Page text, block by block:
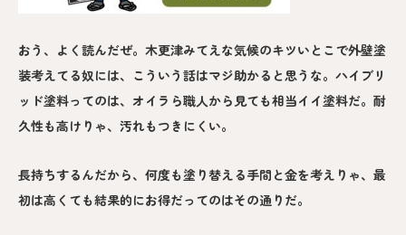
おう、よく読んだぜ。木更津みてえな気候のキツいとこで外壁塗
装考えてる奴には、こういう話はマジ助かると思うな。ハイブリ
ッド塗料ってのは、オイラら職人から見ても相当イイ塗料だ。耐
久性も高けりゃ、汚れもつきにくい。
長持ちするんだから、何度も塗り替える手間と金を考えりゃ、最
初は高くても結果的にお得だってのはその通りだ。